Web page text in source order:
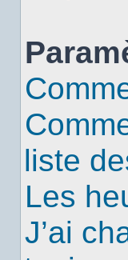
liste
Les
J’ai